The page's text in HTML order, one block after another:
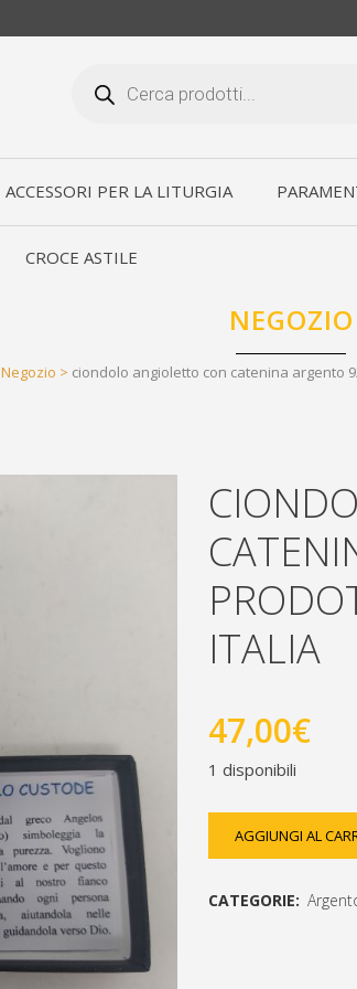
search
ACCESSORI PER LA LITURGIA
CROCE ASTILE
NEGOZIO
Negozio > ciondolo angioletto con catenina argento
ITALIA
47,00€
1 disponibili
ciondolo
AGGIUNGI AL
CATEGORIE: